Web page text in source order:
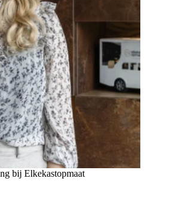
bij Elkekastopmaat